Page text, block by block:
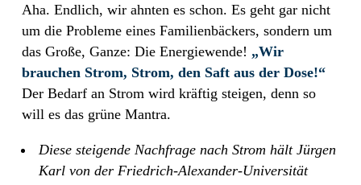
Aha. Endlich, wir ahnten es schon. Es geht gar nicht
um die Probleme eines Familienbäckers, sondern um
das Große, Ganze: Die Energiewende! „Wir
brauchen Strom, Strom, den Saft aus der Dose!“
Der Bedarf an Strom wird kräftig steigen, denn so
will es das grüne Mantra.
Diese steigende Nachfrage nach Strom hält Jürgen
Karl von der Friedrich-Alexander-Universität